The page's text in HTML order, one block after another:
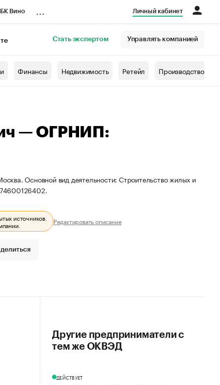
Вино Личный кабинет
Стать экспертом Управлять компанией
Финансы Недвижимость Ретейл Производство
— ОГРНИП:
Основной вид деятельности: Строительство жилых и
источников. Редактировать описание
Другие предприниматели с
тем же ОКВЭД
ДЕЙСТВУЕТ